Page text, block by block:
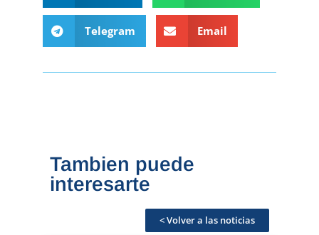
Telegram Email
Tambien puede
interesarte
< Volver a las noticias